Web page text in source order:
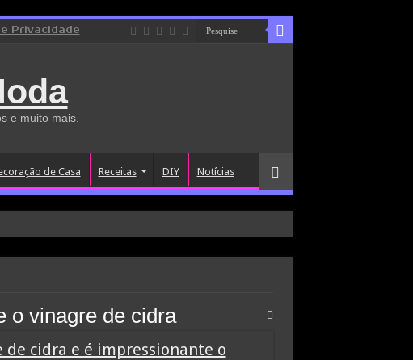
Privacidade
e muito mais.
de Casa Receitas DIY Notícias
o vinagre de cidra
de cidra e é impressionante o